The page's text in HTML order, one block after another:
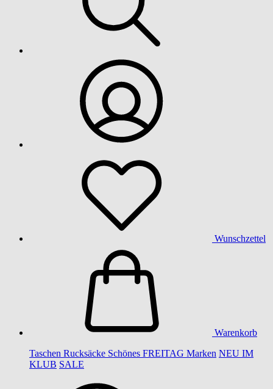
Wunschzettel
Warenkorb
Taschen Rucksäcke Schönes FREITAG Marken NEU IM
KLUB SALE